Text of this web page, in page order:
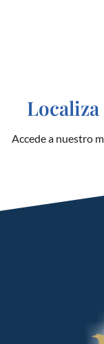
Localiza
Accede a nuestro